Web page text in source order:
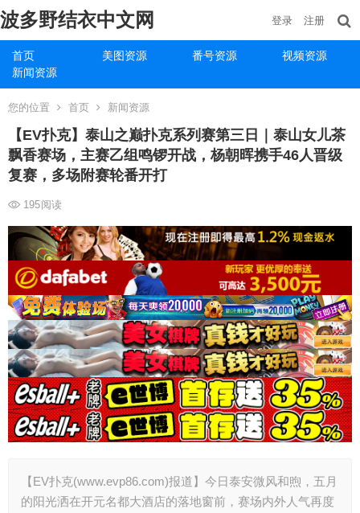
波多野结衣中文网
首页 美图资源 番号资源
视频资源
新闻资源
登录 注册
您的位置 首页 新闻资源
【EV扑克】泰山之巅扑克系列赛第三日｜泰山女儿茶
飘香赛场，主赛乙组鸣锣开战，杨朝晖携手46人晋级
复赛，多场附赛轮番开打
195阅读
【EV扑克(www.evp86.com)报道】今日泰安微风和煦，五月
的阳光洒在开元名都大酒店的落地窗前，赛场内外人气再度